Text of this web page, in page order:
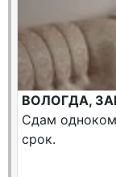
ВОЛОГДА,
Сдам
срок.